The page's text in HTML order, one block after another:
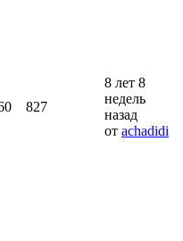
827
8 лет 8
недель
назад
от achadidi